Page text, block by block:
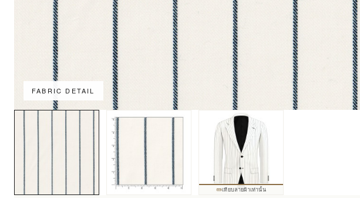
FABRIC DETAIL
เทียบลายผ้าเท่านั้น